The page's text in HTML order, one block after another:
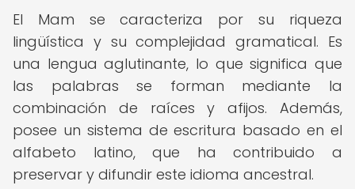
El Mam se caracteriza por su riqueza
lingüística y su complejidad gramatical. Es
una lengua aglutinante, lo que significa que
las palabras se forman mediante la
combinación de raíces y afijos. Además,
posee un sistema de escritura basado en el
alfabeto latino, que ha contribuido a
preservar y difundir este idioma ancestral.